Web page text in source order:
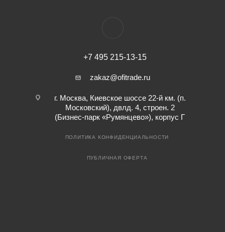
+7 495 215-13-15
zakaz@ofitrade.ru
г. Москва, Киевское шоссе 22-й км. (п.
Московский), двлд. 4, строен. 2
(Бизнес-парк «Румянцево»), корпус Г
ПОЛИТИКА КОНФИДЕНЦИАЛЬНОСТИ
ПУБЛИЧНАЯ ОФЕРТА